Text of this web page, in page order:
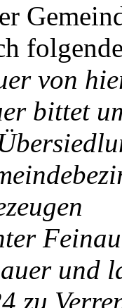
von
bittet
und
zu